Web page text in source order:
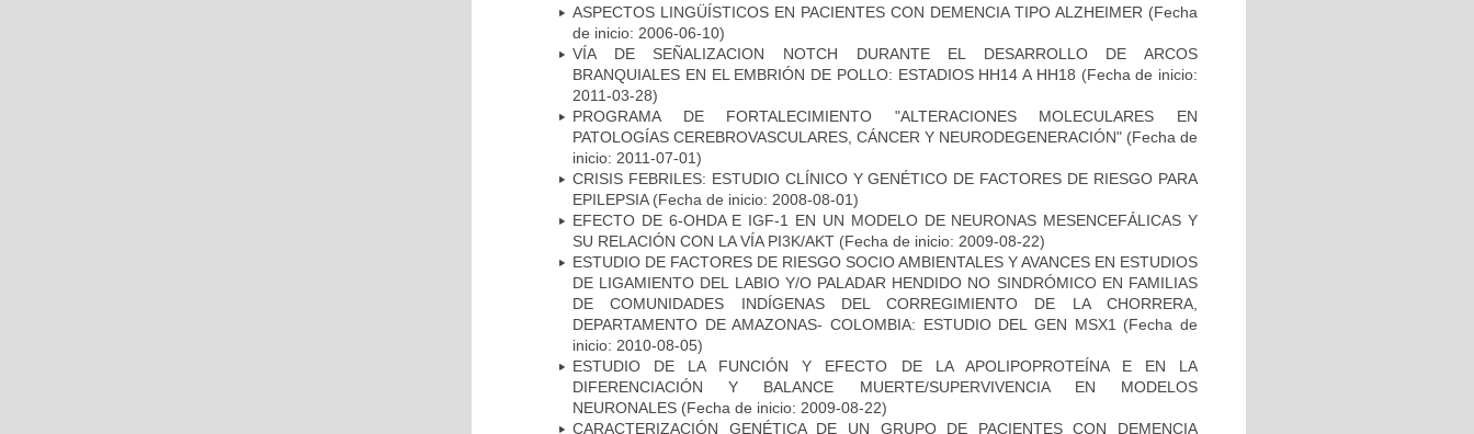
ASPECTOS LINGÜÍSTICOS EN PACIENTES CON DEMENCIA TIPO ALZHEIMER (Fecha
de inicio: 2006-06-10)
VÍA DE SEÑALIZACION NOTCH DURANTE EL DESARROLLO DE ARCOS
BRANQUIALES EN EL EMBRIÓN DE POLLO: ESTADIOS HH14 A HH18 (Fecha de inicio:
2011-03-28)
PROGRAMA DE FORTALECIMIENTO "ALTERACIONES MOLECULARES EN
PATOLOGÍAS CEREBROVASCULARES, CÁNCER Y NEURODEGENERACIÓN" (Fecha de
inicio: 2011-07-01)
CRISIS FEBRILES: ESTUDIO CLÍNICO Y GENÉTICO DE FACTORES DE RIESGO PARA
EPILEPSIA(Fecha de inicio: 2008-08-01)
EFECTO DE 6-OHDA E IGF-1 EN UN MODELO DE NEURONAS MESENCEFÁLICAS Y
SU RELACIÓN CON LA VÍA PI3K/AKT (Fecha de inicio: 2009-08-22)
ESTUDIO DE FACTORES DE RIESGO SOCIO AMBIENTALES Y AVANCES EN ESTUDIOS
DE LIGAMIENTO DEL LABIO Y/O PALADAR HENDIDO NO SINDRÓMICO EN FAMILIAS
DE COMUNIDADES INDÍGENAS DEL CORREGIMIENTO DE LA CHORRERA,
DEPARTAMENTO DE AMAZONAS- COLOMBIA: ESTUDIO DEL GEN MSX1
(Fecha de
inicio: 2010-08-05)
ESTUDIO DE LA FUNCIÓN Y EFECTO DE LA APOLIPOPROTEÍNA E EN LA
DIFERENCIACIÓN Y BALANCE MUERTE/SUPERVIVENCIA EN MODELOS
NEURONALES (Fecha de inicio: 2009-08-22)
CARACTERIZACIÓN GENÉTICA DE UN GRUPO DE PACIENTES CON DEMENCIA